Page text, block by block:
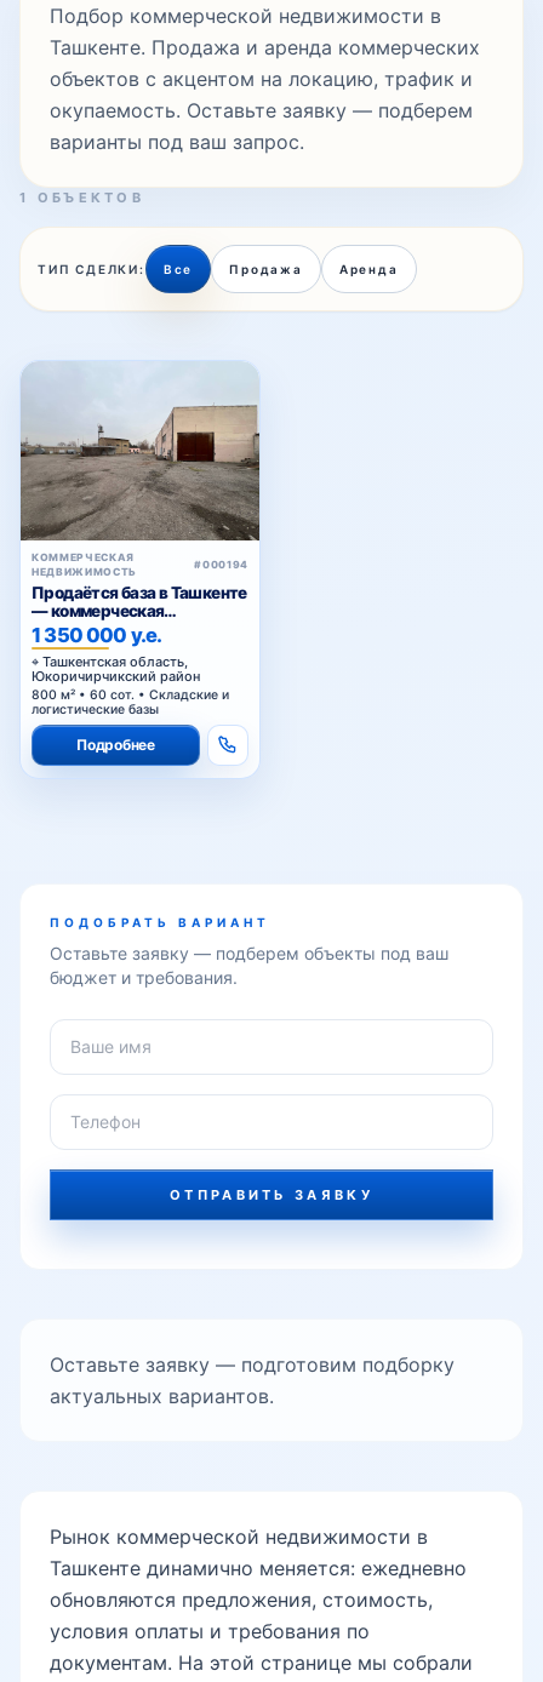
Подбор коммерческой недвижимости в
Ташкенте. Продажа и аренда коммерческих
объектов с акцентом на локацию, трафик и
окупаемость. Оставьте заявку — подберем
варианты под ваш запрос.
1 ОБЪЕКТОВ
ТИП СДЕЛКИ: Все Продажа Аренда
КОММЕРЧЕСКАЯ
НЕДВИЖИМОСТЬ
#000194
Продаётся база в Ташкенте
— коммерческая
недвижимость под
производство, склад и
логистику
1 350 000 у.е.
Ташкентская область,
Юкоричирчикский район
800 м² • 60 сот. • Складские и
логистические базы
Подробнее
ПОДОБРАТЬ ВАРИАНТ
Оставьте заявку — подберем объекты под ваш
бюджет и требования.
ОТПРАВИТЬ ЗАЯВКУ
Оставьте заявку — подготовим подборку
актуальных вариантов.
Рынок коммерческой недвижимости в
Ташкенте динамично меняется: ежедневно
обновляются предложения, стоимость,
условия оплаты и требования по
документам. На этой странице мы собрали